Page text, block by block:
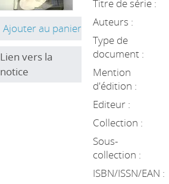
Ajouter au panier
Lien vers la
notice
Titre de série :
Auteurs :
Type de
document :
Mention
d'édition :
Editeur :
Collection :
Sous-
collection :
ISBN/ISSN/EAN :